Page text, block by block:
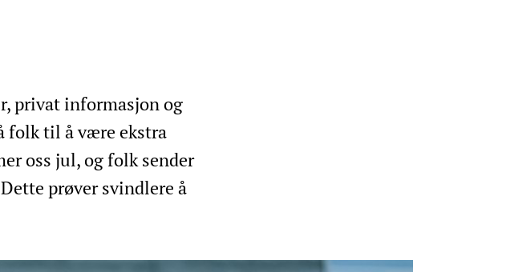
privat informasjon og
folk til å være ekstra
oss jul, og folk sender
prøver svindlere å